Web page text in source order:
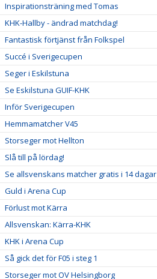
Inspirationsträning med Tomas
KHK-Hallby - ändrad matchdag!
Fantastisk förtjänst från Folkspel
Succé i Sverigecupen
Seger i Eskilstuna
Se Eskilstuna GUIF-KHK
Inför Sverigecupen
Hemmamatcher V45
Storseger mot Hellton
Slå till på lördag!
Se allsvenskans matcher gratis i 14 dagar
Guld i Arena Cup
Förlust mot Kärra
Allsvenskan: Kärra-KHK
KHK i Arena Cup
Så gick det för F05 i steg 1
Storseger mot OV Helsingborg